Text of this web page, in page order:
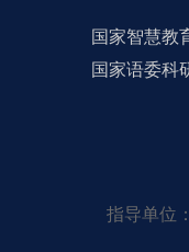
国家智慧教
国家语委科
指导单位